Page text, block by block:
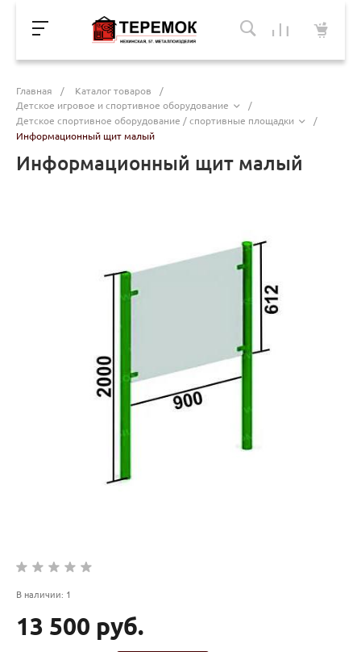
Главная / Каталог товаров
/
Детское игровое и спортивное оборудование
/
Детское спортивное оборудование / спортивные площадки
/
Информационный щит малый
Информационный щит малый
В наличии: 1
13 500 руб.